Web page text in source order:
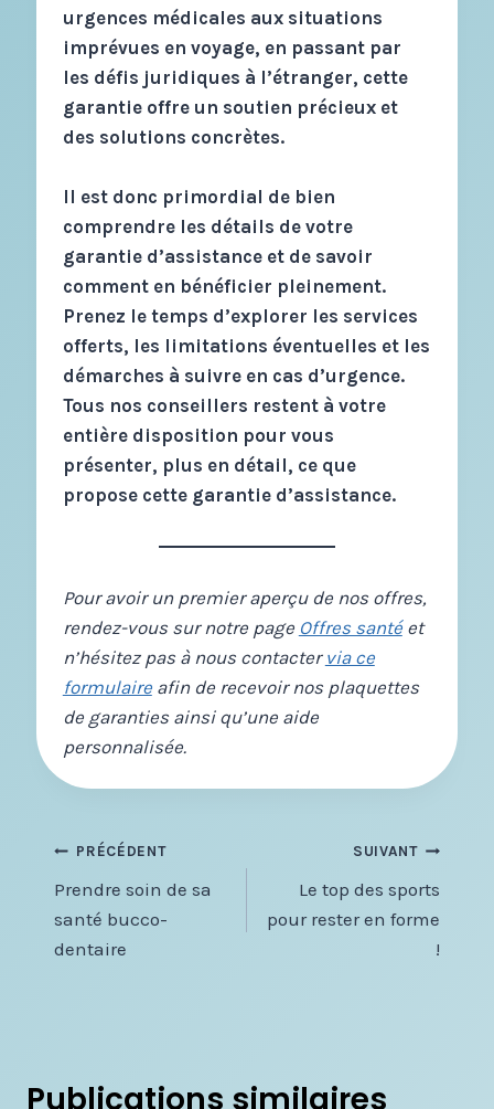
urgences médicales aux situations
imprévues en voyage, en passant par
les défis juridiques à l’étranger, cette
garantie offre un soutien précieux et
des solutions concrètes.
Il est donc primordial de bien
comprendre les détails de votre
garantie d’assistance et de savoir
comment en bénéficier pleinement.
Prenez le temps d’explorer les services
offerts, les limitations éventuelles et les
démarches à suivre en cas d’urgence.
Tous nos conseillers restent à votre
entière disposition pour vous
présenter, plus en détail, ce que
propose cette garantie d’assistance.
Pour avoir un premier aperçu de nos offres,
rendez-vous sur notre page Offres santéet
n’hésitez pas à nous contacter via ce
formulaireafin de recevoir nos plaquettes
de garanties ainsi qu’une aide
personnalisée.
Navigation
de
l’article
PRÉCÉDENT
Prendre soin de sa
santé bucco-
dentaire
SUIVANT
Le top des sports
pour rester en forme
!
Publications similaires